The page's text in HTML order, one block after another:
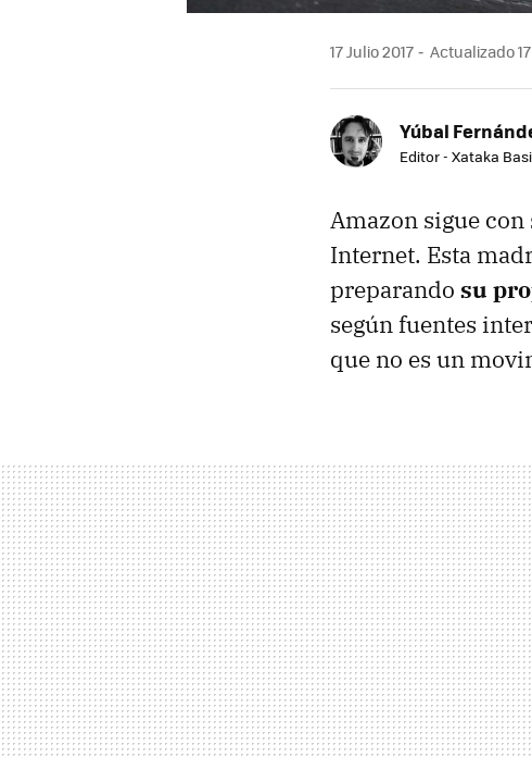
17 Julio 2017 Actualizado 17
Yúbal
Editor - Xataka
Amazon sigue
Internet. Esta
preparando su
según fuentes
que no es un